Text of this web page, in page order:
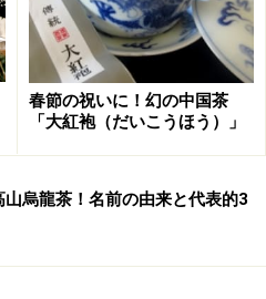
春節の祝いに！幻の中国茶
「大紅袍（だいこうほう）」
山烏龍茶！名前の由来と代表的3